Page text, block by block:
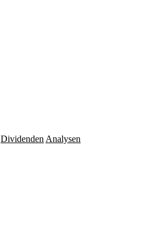
Dividenden Analysen